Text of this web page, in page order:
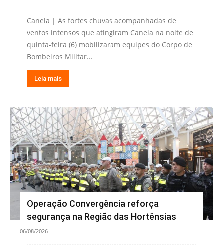
Canela | As fortes chuvas acompanhadas de
ventos intensos que atingiram Canela na noite de
quinta-feira (6) mobilizaram equipes do Corpo de
Bombeiros Militar...
Leia mais
Operação Convergência reforça
segurança na Região das Hortênsias
06/08/2026